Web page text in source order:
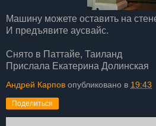
Машину можете оставить на
И предъявите аусвайс.
Снято в Паттайе, Таиланд
Прислала Екатерина Долинская
Андрей Карпов опубликовано в 19:43
Поделиться